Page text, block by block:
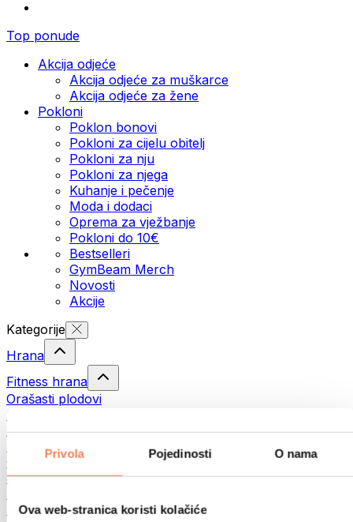
Privola Pojedinosti O nama
Ova web-stranica koristi kolačiće
Top ponude
Akcija odjeće
Akcija odjeće za muškarce
Akcija odjeće za žene
Pokloni
Poklon bonovi
Pokloni za cijelu obitelj
Pokloni za nju
Pokloni za njega
Kuhanje i pečenje
Moda i dodaci
Oprema za vježbanje
Pokloni do 10€
Bestselleri
GymBeam Merch
Novosti
Akcije
Kategorije
Hrana
Fitness hrana
Orašasti plodovi
Sjemenke
Namazi i paste
Gotovi obroci
Jaja
Meso